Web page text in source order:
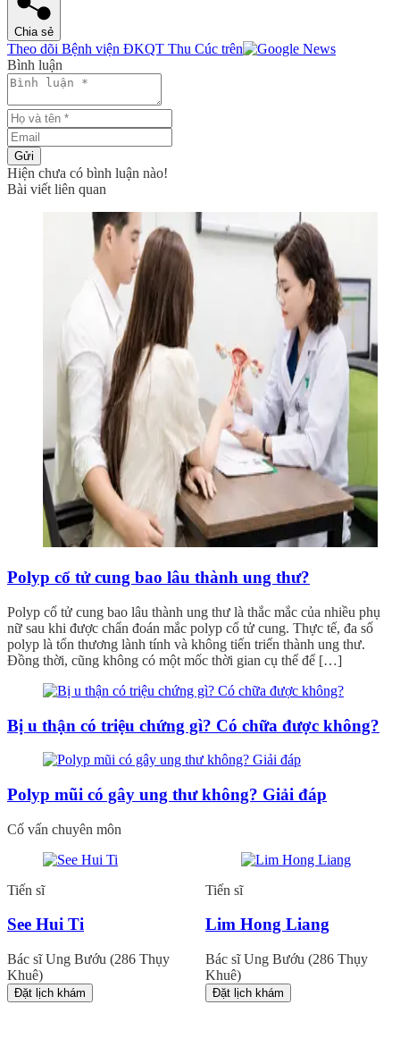
Chia sẻ
Theo dõi Bệnh viện ĐKQT Thu Cúc trên
Bình luận
Gửi
Hiện chưa có bình luận nào!
Bài viết liên quan
Polyp cổ tử cung bao lâu thành ung thư?
Polyp cổ tử cung bao lâu thành ung thư là thắc mắc của nhiều phụ
nữ sau khi được chẩn đoán mắc polyp cổ tử cung. Thực tế, đa số
polyp là tổn thương lành tính và không tiến triển thành ung thư.
Đồng thời, cũng không có một mốc thời gian cụ thể để […]
Bị u thận có triệu chứng gì? Có chữa được không?
Polyp mũi có gây ung thư không? Giải đáp
Cố vấn chuyên môn
Tiến sĩ
See Hui Ti
Bác sĩ Ung Bướu (286 Thụy
Khuê)
Đặt lịch khám
Tiến sĩ
Lim Hong Liang
Bác sĩ Ung Bướu (286 Thụy
Khuê)
Đặt lịch khám